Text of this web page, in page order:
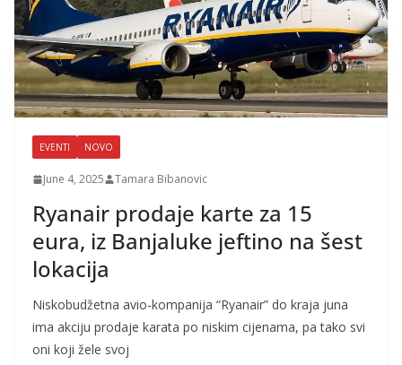
EVENTI NOVO
June 4, 2025 Tamara Bibanovic
Ryanair prodaje karte za 15
eura, iz Banjaluke jeftino na šest
lokacija
Niskobudžetna avio-kompanija “Ryanair” do kraja juna
ima akciju prodaje karata po niskim cijenama, pa tako svi
oni koji žele svoj